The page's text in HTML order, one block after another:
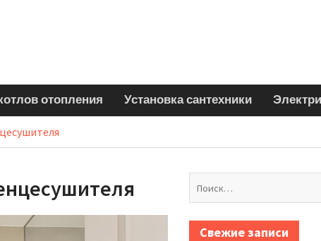
отопления Установка сантехники
Свежие записи